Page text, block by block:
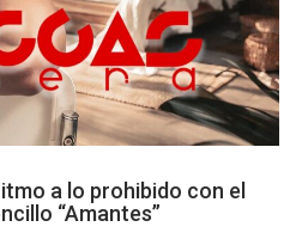
a lo prohibido con el
“Amantes”